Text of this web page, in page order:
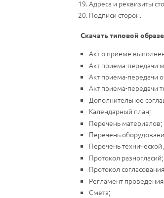
Адреса и реквизиты
Подписи сторон.
Скачать типовой
Акт о приеме
Акт приема-передачи
Акт приема-передачи
Акт приема-передачи
Дополнительное
Календарный план;
Перечень материалов;
Перечень
Перечень
Протокол разногласий;
Протокол
Регламент
Смета;